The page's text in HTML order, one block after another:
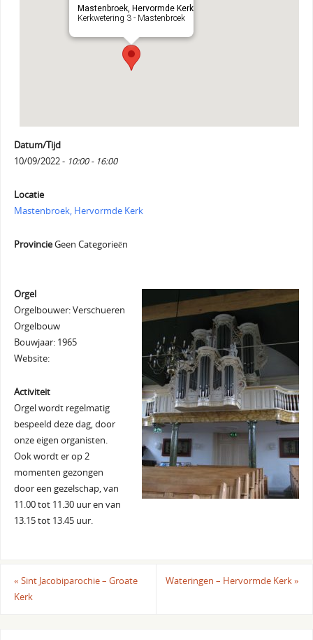
Mastenbroek, Hervormde Kerk
Kerkwetering 3 - Mastenbroek
Datum/Tijd
10/09/2022 - 10:00 - 16:00
Locatie
Mastenbroek, Hervormde Kerk
ProvincieGeen Categorieën
Orgel
Orgelbouwer: Verschueren
Orgelbouw
Bouwjaar: 1965
Website:
Activiteit
Orgel wordt regelmatig
bespeeld deze dag, door
onze eigen organisten.
Ook wordt er op 2
momenten gezongen
door een gezelschap, van
11.00 tot 11.30 uur en van
13.15 tot 13.45 uur.
« Sint Jacobiparochie – Groate
Kerk
Wateringen – Hervormde Kerk»